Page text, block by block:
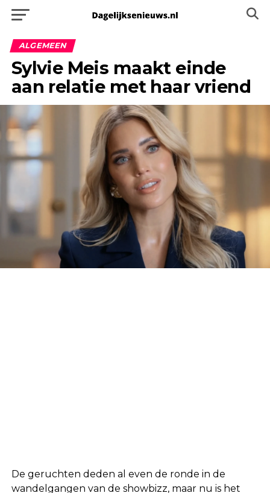
ALGEMEEN
Sylvie Meis maakt einde
aan relatie met haar vriend
De geruchten deden al even de ronde in de
wandelgangen van de showbizz, maar nu is het